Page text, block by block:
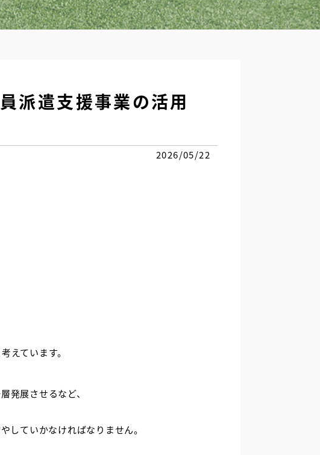
派遣支援事業の活用
2026/05/22
えています。
発展させるなど、
していかなければなりません。